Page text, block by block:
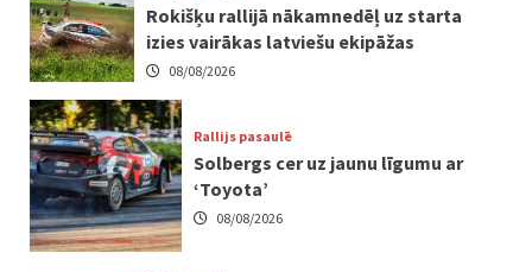
Rokišķu rallijā nākamnedēļ uz starta
izies vairākas latviešu ekipāžas
08/08/2026
Rallijs pasaulē
Solbergs cer uz jaunu līgumu ar
‘Toyota’
08/08/2026